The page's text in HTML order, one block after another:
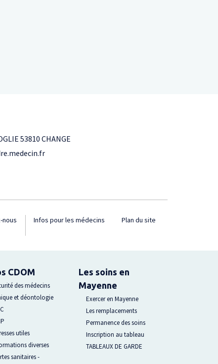
53810 CHANGE
nous Infos pour les médecins Plan du site
CDOM
des médecins
et déontologie
utiles
diverses
sanitaires -
Les soins en
Mayenne
Exercer en Mayenne
Les remplacements
Permanence des soins
Inscription au tableau
TABLEAUX DE GARDE